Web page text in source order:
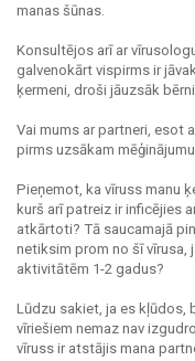
manas šūnas.
Konsultējos arī ar
galvenokārt vispirms ir
ķermeni, droši jāuzsāk
Vai mums ar partneri, esot
pirms uzsākam
Pieņemot, ka vīruss manu
kurš arī patreiz ir inficējies
atkārtoti? Tā saucamajā
netiksim prom no šī vīrusa,
aktivitātēm 1-2 gadus?
Lūdzu sakiet, ja es kļūdos,
vīriešiem nemaz nav
vīruss ir atstājis mana